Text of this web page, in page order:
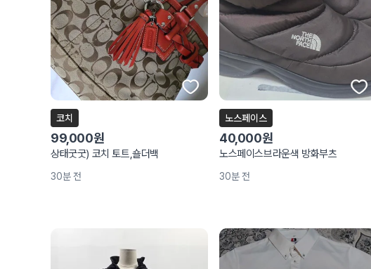
코치
99,000원
상태굿굿) 코치 토트,숄더백
30분 전
노스페이스
40,000원
노스페이스브라운색 방화부츠
30분 전